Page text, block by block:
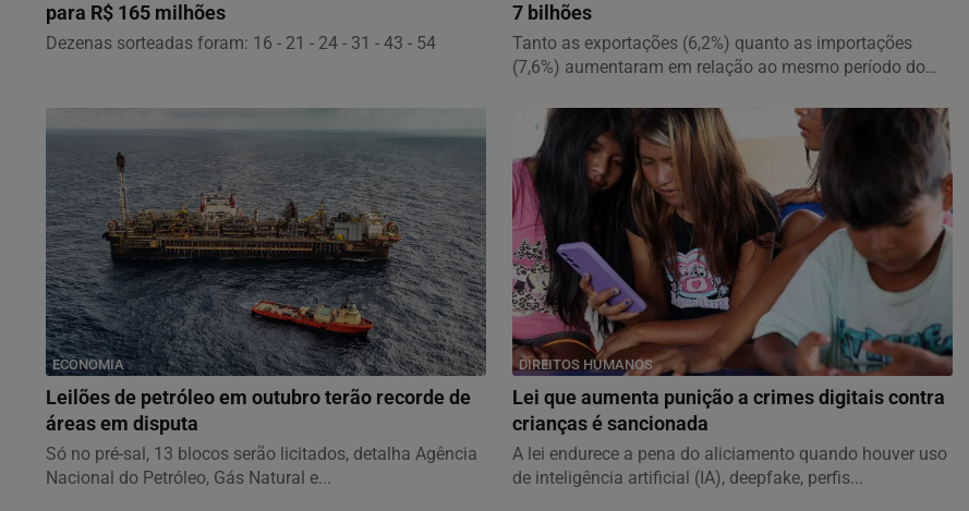
para R$ 165 milhões
Dezenas sorteadas foram: 16 - 21 - 24 - 31 - 43 - 54
7 bilhões
Tanto as exportações (6,2%) quanto as importações
(7,6%) aumentaram em relação ao mesmo período do
ECONOMIA
Leilões de petróleo em outubro terão recorde de
áreas em disputa
Só no pré-sal, 13 blocos serão licitados, detalha Agência
Nacional do Petróleo, Gás Natural e...
DIREITOS HUMANOS
Lei que aumenta punição a crimes digitais contra
crianças é sancionada
A lei endurece a pena do aliciamento quando houver uso
de inteligência artificial (IA), deepfake, perfis...